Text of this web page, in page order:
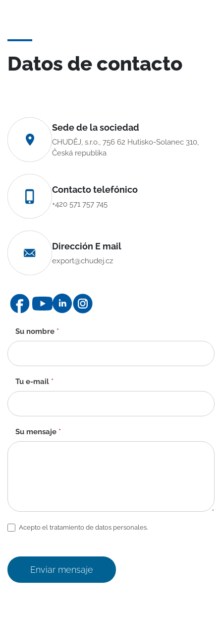
Datos de contacto
Sede de la sociedad
CHUDĚJ, s.r.o., 756 62 Hutisko-Solanec 310,
Česká republika
Contacto telefónico
+420 571 757 745
Dirección E mail
export@chudej.cz
Formulario
de
contacto
-
Su nombre *
Tu e-mail *
Su mensaje *
Acepto el tratamiento de datos personales.
Enviar mensaje